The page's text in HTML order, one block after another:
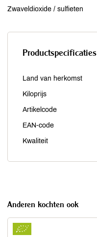
Zwaveldioxide / sulfieten
Productspecificaties
Land van herkomst
Kiloprijs
Artikelcode
EAN-code
Kwaliteit
Anderen kochten ook